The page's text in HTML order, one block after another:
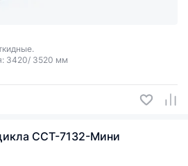
3420/ 3520 мм
ССТ-7132-Мини